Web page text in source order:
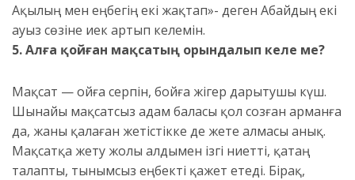
Ақылың мен еңбегің екі жақтап»- деген Абайдың екі
ауыз сөзіне иек артып келемін.
5.Алға қойған мақсатың орындалып келе ме?
Мақсат — ойға серпін, бойға жігер дарытушы күш.
Шынайы мақсатсыз адам баласы қол созған арманға
да, жаны қалаған жетістікке де жете алмасы анық.
Мақсатқа жету жолы алдымен ізгі ниетті, қатаң
талапты, тынымсыз еңбекті қажет етеді. Бірақ,